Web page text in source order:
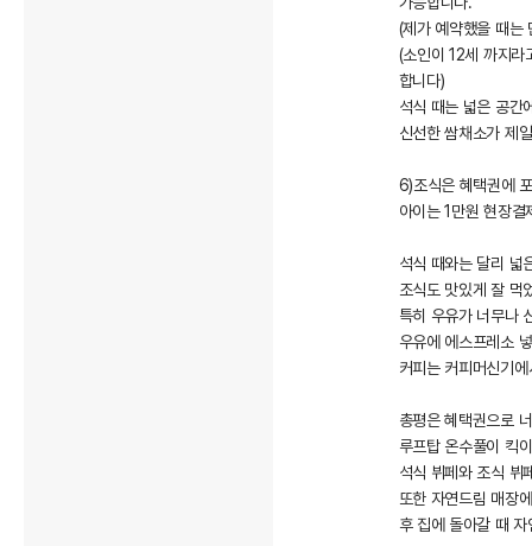
(제가 예약했을 때는
(소인이 12세 까지라
합니다)
석식 때는 넓은 공간
신선한 쌈채소가 제
6)조식은 혜택권에
아이는 1만원 현장
석식 때와는 달리 넓
조식도 맛있게 잘 먹
특히 우유가 너무나
우유에 에스프레소
커피는 커피머신기
총평은 혜택권으로
루프탑 온수풀이 킥
석식 뷔페와 조식 뷔
또한 자연드림 매장
후 집에 돌아갈 때